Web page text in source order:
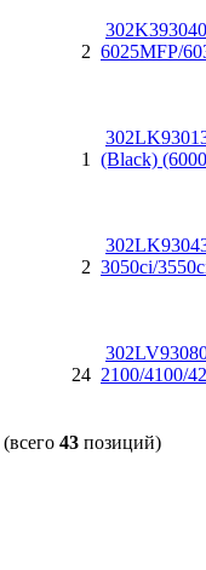
2 6025MFP/
1
(Black)
2 3050ci/
24 2100/4100/
(всего 43 позиций)